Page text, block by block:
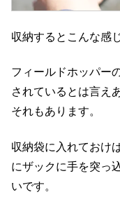
収納するとこんな感じ
フィールドホッパー
されているとは言え
それもあります。
収納袋に入れておけ
にザックに手を突っ
いです。